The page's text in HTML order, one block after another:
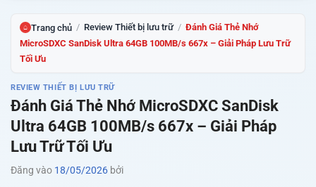
⌂ Trang chủ / Review Thiết bị lưu trữ / Đánh Giá Thẻ Nhớ
MicroSDXC SanDisk Ultra 64GB 100MB/s 667x – Giải Pháp Lưu Trữ
Tối Ưu
REVIEW THIẾT BỊ LƯU TRỮ
Đánh Giá Thẻ Nhớ MicroSDXC SanDisk
Ultra 64GB 100MB/s 667x – Giải Pháp
Lưu Trữ Tối Ưu
Đăng vào 18/05/2026 bởi